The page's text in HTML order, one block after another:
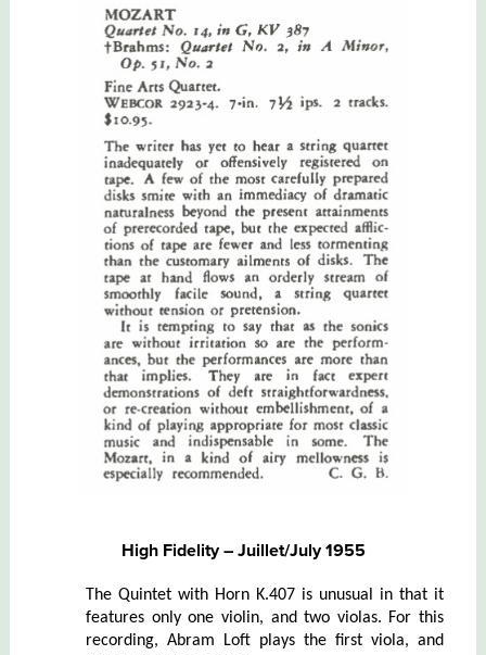
High Fidelity – Juillet/July 1955
The Quintet with Horn K.407 is unusual in that it
features only one violin, and two violas. For this
recording, Abram Loft plays the first viola, and